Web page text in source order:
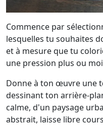
Commence par
lesquelles tu souhaites
et à mesure que tu
une pression plus ou
Donne à ton œuvre une
dessinant ton arrière-
calme, d'un paysage
abstrait, laisse libre